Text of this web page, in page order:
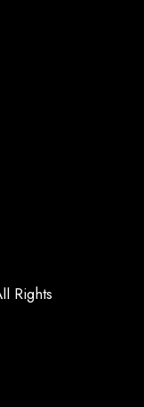
Rights